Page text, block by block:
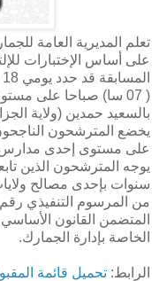
تعلم المديرية العامة
على أساس الإختبارات
بالسعيد حمدين (ولاية
يخضع المترشحون
على مستوى إحدى مدارس
المتضمن القانون
الخاصة بإدارة الجمارك.
الرابط: تحميل قائمة